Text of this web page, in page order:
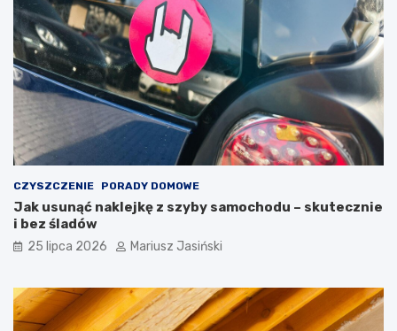
CZYSZCZENIE PORADY DOMOWE
Jak usunąć naklejkę z szyby samochodu – skutecznie
i bez śladów
25 lipca 2026 Mariusz Jasiński